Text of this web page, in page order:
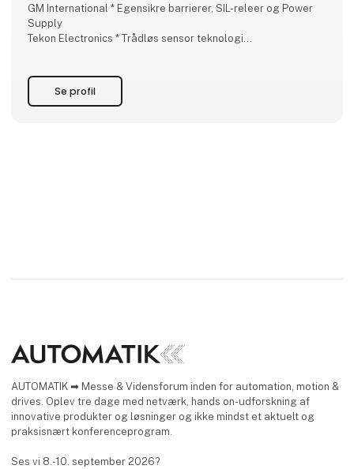
GM International * Egensikre barrierer, SIL-releer og Power
Supply
Tekon Electronics * Trådløs sensor teknologi
Ere Wireless * Radiokommunikasjonsprodukter
MG * Signalomformere, Remot
Se profil
AUTOMATIK ➡ Messe & Vidensforum inden for automation, motion &
drives. Oplev tre dage med netværk, hands on-udforskning af
innovative produkter og løsninger og ikke mindst et aktuelt og
praksisnært konferenceprogram.
Ses vi 8.-10. september 2026?